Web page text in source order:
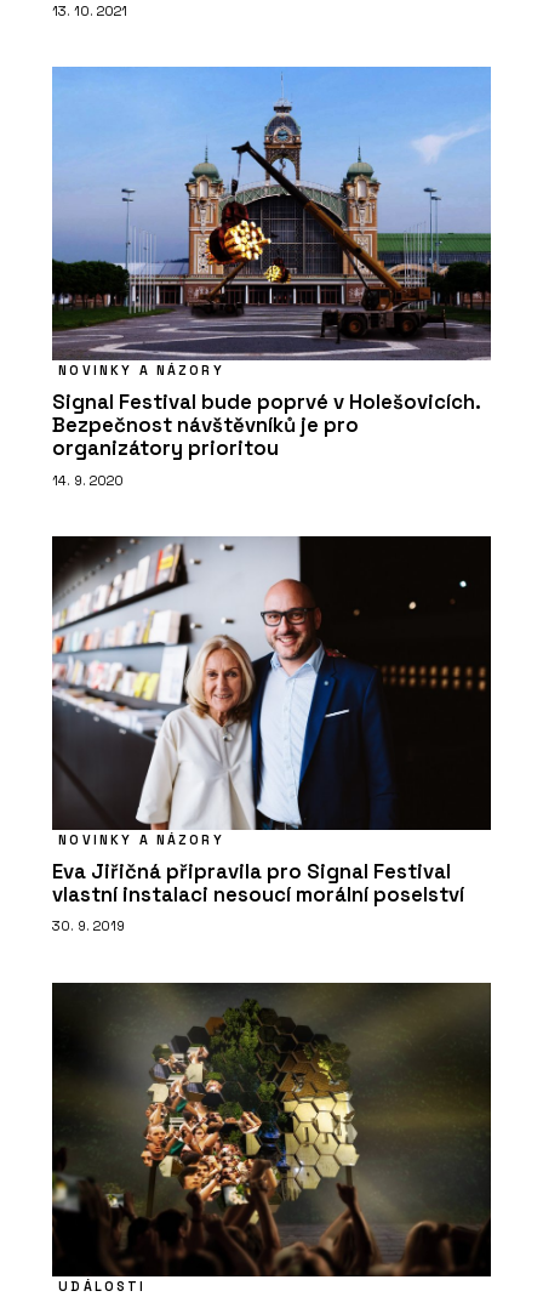
13. 10. 2021
NOVINKY A NÁZORY
Signal Festival bude poprvé v Holešovicích.
Bezpečnost návštěvníků je pro
organizátory prioritou
14. 9. 2020
NOVINKY A NÁZORY
Eva Jiřičná připravila pro Signal Festival
vlastní instalaci nesoucí morální poselství
30. 9. 2019
UDÁLOSTI